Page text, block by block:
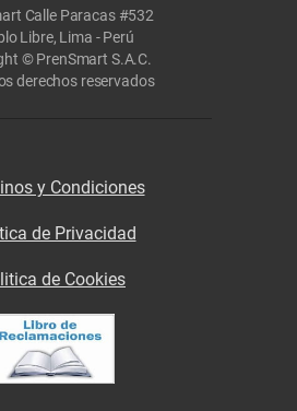
Calle Paracas #532
Libre, Lima - Perú
© PrenSmart S.A.C.
derechos reservados
y Condiciones
de Privacidad
de Cookies